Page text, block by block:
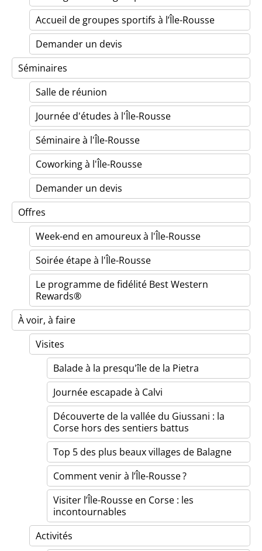
Accueil de groupes sportifs à l’Île-Rousse
Demander un devis
Séminaires
Salle de réunion
Journée d'études à l'Île-Rousse
Séminaire à l'Île-Rousse
Coworking à l'Île-Rousse
Demander un devis
Offres
Week-end en amoureux à l'Île-Rousse
Soirée étape à l'Île-Rousse
Le programme de fidélité Best Western
Rewards®
À voir, à faire
Visites
Balade à la presqu'île de la Pietra
Journée escapade à Calvi
Découverte de la vallée du Giussani : la
Corse hors des sentiers battus
Top 5 des plus beaux villages de Balagne
Comment venir à l’Île-Rousse ?
Visiter l’Île-Rousse en Corse : les
incontournables
Activités